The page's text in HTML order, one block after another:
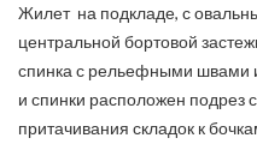
Жилет на подкладе, с
центральной бортовой
спинка с рельефными швами
и спинки расположен подрез
притачивания складок к